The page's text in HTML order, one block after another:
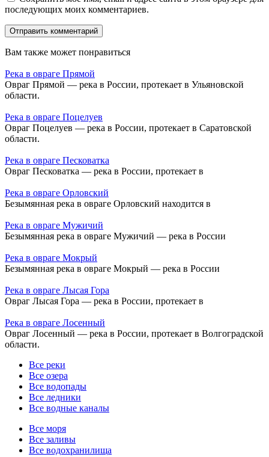
последующих моих комментариев.
Вам также может понравиться
Река в овраге Прямой
Овраг Прямой — река в России, протекает в Ульяновской
области.
Река в овраге Поцелуев
Овраг Поцелуев — река в России, протекает в Саратовской
области.
Река в овраге Песковатка
Овраг Песковатка — река в России, протекает в
Река в овраге Орловский
Безымянная река в овраге Орловский находится в
Река в овраге Мужичий
Безымянная река в овраге Мужичий — река в России
Река в овраге Мокрый
Безымянная река в овраге Мокрый — река в России
Река в овраге Лысая Гора
Овраг Лысая Гора — река в России, протекает в
Река в овраге Лосенный
Овраг Лосенный — река в России, протекает в Волгоградской
области.
Все реки
Все озера
Все водопады
Все ледники
Все водные каналы
Все моря
Все заливы
Все водохранилища